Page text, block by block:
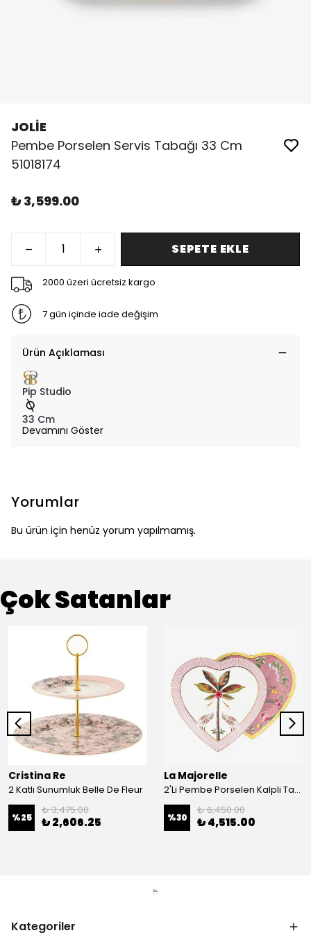
JOLİE
Pembe Porselen Servis Tabağı 33 Cm
51018174
₺ 3,599.00
SEPETE EKLE
2000 üzeri ücretsiz kargo
7 gün içinde iade değişim
Ürün Açıklaması
Pip Studio
33 Cm
Devamını Göster
Yorumlar
Bu ürün için henüz yorum yapılmamış.
Çok Satanlar
Cristina Re
2 Katlı Sunumluk Belle De Fleur
%25
₺ 3,475.00
₺ 2,606.25
La Majorelle
2'Li Pembe Porselen Kalpli Tabak 21,5 Cm La Majorelle
%30
₺ 6,450.00
₺ 4,515.00
Kategoriler